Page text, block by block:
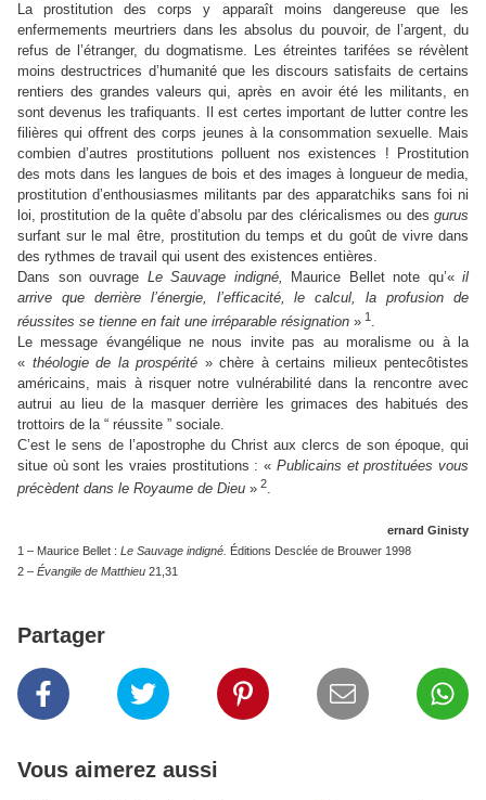
La prostitution des corps y apparaît moins dangereuse que les
enfermements meurtriers dans les absolus du pouvoir, de l’argent, du
refus de l’étranger, du dogmatisme. Les étreintes tarifées se révèlent
moins destructrices d’humanité que les discours satisfaits de certains
rentiers des grandes valeurs qui, après en avoir été les militants, en
sont devenus les trafiquants. Il est certes important de lutter contre les
filières qui offrent des corps jeunes à la consommation sexuelle. Mais
combien d’autres prostitutions polluent nos existences ! Prostitution
des mots dans les langues de bois et des images à longueur de media,
prostitution d’enthousiasmes militants par des apparatchiks sans foi ni
loi, prostitution de la quête d’absolu par des cléricalismes ou des gurus
surfant sur le mal être, prostitution du temps et du goût de vivre dans
des rythmes de travail qui usent des existences entières.
Dans son ouvrage Le Sauvage indigné, Maurice Bellet note qu’«il
arrive que derrière l’énergie, l’efficacité, le calcul, la profusion de
réussites se tienne en fait une irréparable résignation » 1
Le message évangélique ne nous invite pas au moralisme ou à la
« théologie de la prospérité » chère à certains milieux pentecôtistes
américains, mais à risquer notre vulnérabilité dans la rencontre avec
autrui au lieu de la masquer derrière les grimaces des habitués des
trottoirs de la “ réussite ” sociale.
C’est le sens de l’apostrophe du Christ aux clercs de son époque, qui
situe où sont les vraies prostitutions : « Publicains et prostituées vous
précèdent dans le Royaume de Dieu » 2.
ernard Ginisty
1 – Maurice Bellet : Le Sauvage indigné. Éditions Desclée de Brouwer 1998
2 – Évangile de Matthieu 21,31
Partager
Vous aimerez aussi